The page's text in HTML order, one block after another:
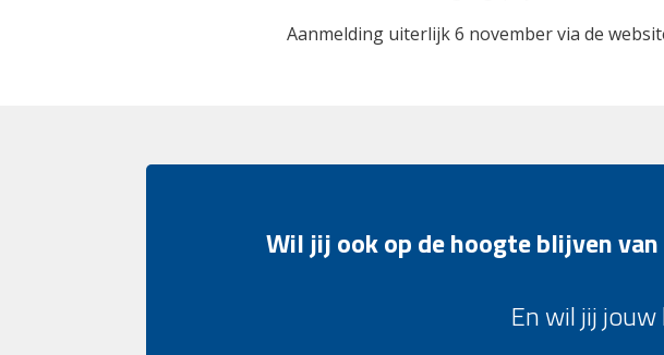
Aanmelding uiterlijk 6 november via de
Wil jij ook op de hoogte blijven
En wil jij